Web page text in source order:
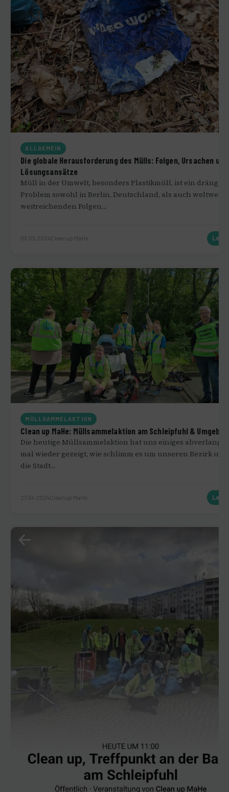
ALLGEMEIN
Die globale Herausforderung des Mülls: Folgen, Ursachen und
Lösungsansätze
Müll in der Umwelt, besonders Plastikmüll, ist ein
Problem sowohl in Berlin, Deutschland, als auch weltweit,
weitreichenden Folgen…
03.05.2024Cleanup MaHe
MÜLLSAMMELAKTION
Clean up MaHe: Müllsammelaktion am Schleipfuhl &
Die heutige Müllsammelaktion hat uns einiges abverlangt
mal wieder gezeigt, wie schlimm es um unseren Bezirk und
die Stadt…
27.04.2024Cleanup MaHe